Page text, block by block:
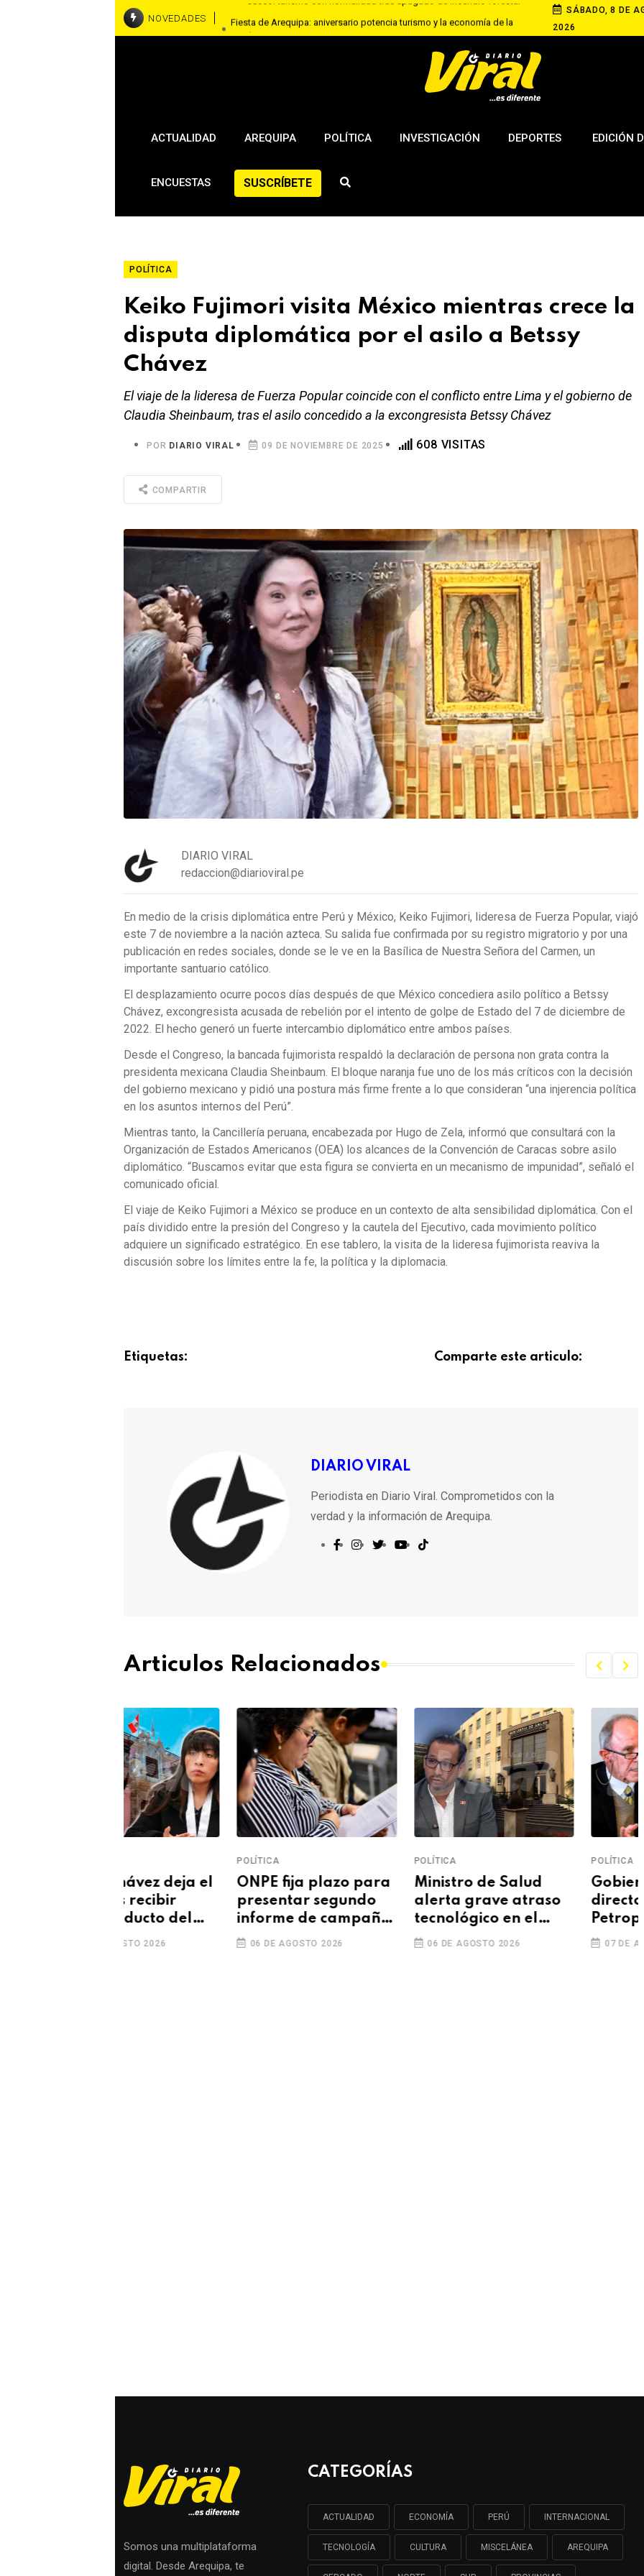
NOVEDADES
región
Educación universitaria III
SÁBADO, 8 DE
2026
ACTUALIDAD AREQUIPA POLÍTICA INVESTIGACIÓN DEPORTES EDICIÓN
ENCUESTAS SUSCRÍBETE
POLÍTICA
Keiko Fujimori visita México mientras crece la
disputa diplomática por el asilo a Betssy
Chávez
El viaje de la lideresa de Fuerza Popular coincide con el conflicto entre Lima y el gobierno de
Claudia Sheinbaum, tras el asilo concedido a la excongresista Betssy Chávez
POR DIARIO VIRAL 09 DE NOVIEMBRE DE 2025 608 VISITAS
COMPARTIR
DIARIO VIRAL
redaccion@diarioviral.pe
En medio de la crisis diplomática entre Perú y México, Keiko Fujimori, lideresa de Fuerza Popular, viajó
este 7 de noviembre a la nación azteca. Su salida fue confirmada por su registro migratorio y por una
publicación en redes sociales, donde se le ve en la Basílica de Nuestra Señora del Carmen, un
importante santuario católico.
El desplazamiento ocurre pocos días después de que México concediera asilo político a Betssy
Chávez, excongresista acusada de rebelión por el intento de golpe de Estado del 7 de diciembre de
2022. El hecho generó un fuerte intercambio diplomático entre ambos países.
Desde el Congreso, la bancada fujimorista respaldó la declaración de persona non grata contra la
presidenta mexicana Claudia Sheinbaum. El bloque naranja fue uno de los más críticos con la decisión
del gobierno mexicano y pidió una postura más firme frente a lo que consideran “una injerencia política
en los asuntos internos del Perú”.
Mientras tanto, la Cancillería peruana, encabezada por Hugo de Zela, informó que consultará con la
Organización de Estados Americanos (OEA) los alcances de la Convención de Caracas sobre asilo
diplomático. “Buscamos evitar que esta figura se convierta en un mecanismo de impunidad”, señaló el
comunicado oficial.
El viaje de Keiko Fujimori a México se produce en un contexto de alta sensibilidad diplomática. Con el
país dividido entre la presión del Congreso y la cautela del Ejecutivo, cada movimiento político
adquiere un significado estratégico. En ese tablero, la visita de la lideresa fujimorista reaviva la
discusión sobre los límites entre la fe, la política y la diplomacia.
Etiquetas: Comparte este articulo:
DIARIO VIRAL
Periodista en Diario Viral. Comprometidos con la
verdad y la información de Arequipa.
Articulos Relacionados
ONPE fija plazo para
presentar segundo
informe de campaña
electoral
06 DE AGOSTO 2026
Ministro de Salud
alerta grave atraso
tecnológico en el
Minsa
06 DE AGOSTO 2026
Gobierno renueva
directorio de
Petroperú y devuelve
la presidencia a
07 DE AGOSTO 2026
Somos una multiplataforma
digital. Desde Arequipa, te
CATEGORÍAS
ACTUALIDAD ECONOMÍA PERÚ INTERNACIONAL
TECNOLOGÍA CULTURA MISCELÁNEA AREQUIPA